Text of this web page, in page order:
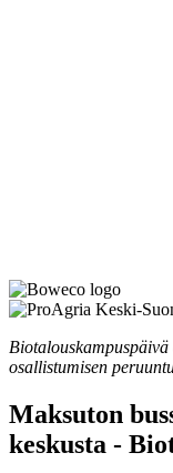
osallistumisen
Maksuton
keskusta -